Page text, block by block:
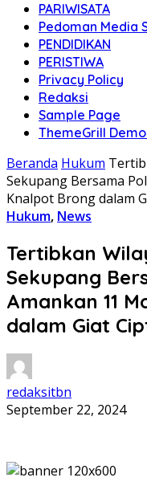
PARIWISATA
Pedoman Media
PENDIDIKAN
PERISTIWA
Privacy Policy
Redaksi
Sample Page
ThemeGrill
Beranda Hukum
Sekupang Bersama
Knalpot Brong dalam
Hukum, News
Tertibkan
Sekupang
Amankan 11
dalam Giat
redaksitbn
September 22, 2024